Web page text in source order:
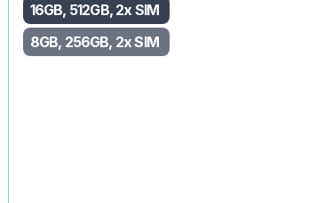
16GB, 512GB, 2x SIM
8GB, 256GB, 2x SIM